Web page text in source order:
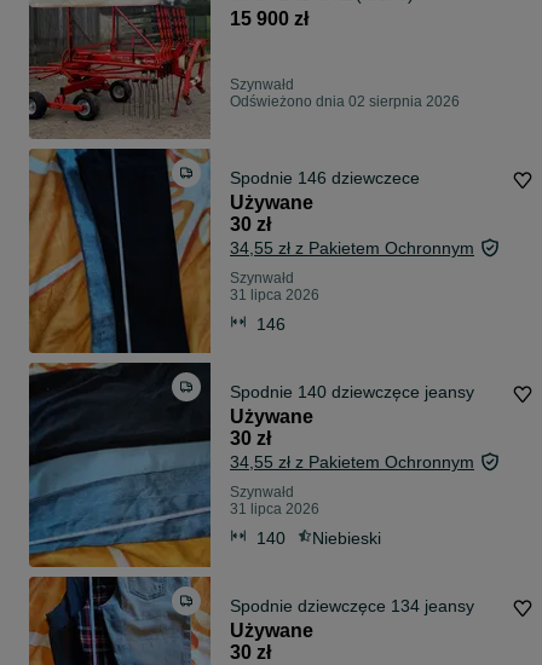
15 900 zł
Szynwałd
Odświeżono dnia 02 sierpnia 2026
Spodnie 146 dziewczece
Używane
30 zł
34,55 zł z Pakietem Ochronnym
Szynwałd
31 lipca 2026
146
Spodnie 140 dziewczęce jeansy
Używane
30 zł
34,55 zł z Pakietem Ochronnym
Szynwałd
31 lipca 2026
140 Niebieski
Spodnie dziewczęce 134 jeansy
Używane
30 zł